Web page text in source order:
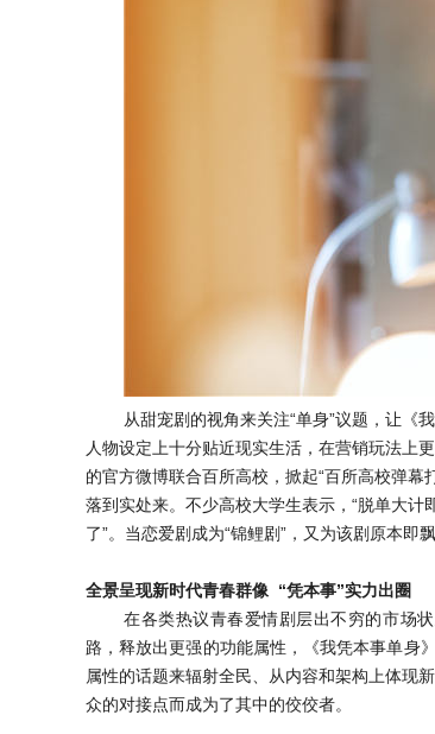
从甜宠剧的视角来关注“单身”议题，让《
人物设定上十分贴近现实生活，在营销玩法上
的官方微博联合百所高校，掀起“百所高校弹
落到实处来。不少高校大学生表示，“脱单大计
了”。当恋爱剧成为“锦鲤剧”，又为该剧原本即
全景呈现新时代青春群像 “凭本事”实力出圈
在各类热议青春爱情剧层出不穷的市场
路，释放出更强的功能属性，《我凭本事单身
属性的话题来辐射全民、从内容和架构上体现
众的对接点而成为了其中的佼佼者。